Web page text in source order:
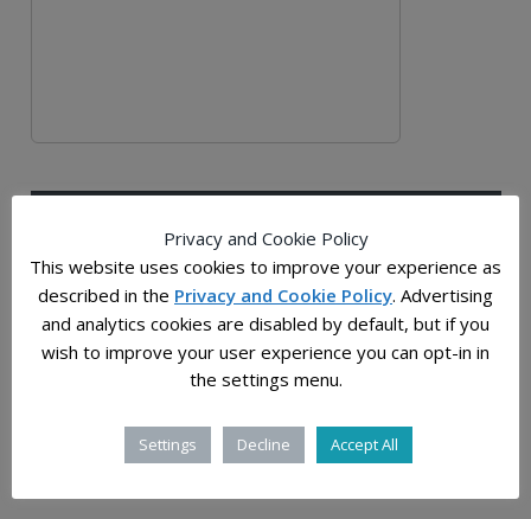
Растојанијата во универзумот: човечката
мерка на бескрајот
Слатки молекули, прастаро „гумасто“ јадро и
ѕвездена прашина од супернови откриени
Privacy and Cookie Policy
This website uses cookies to improve your experience as
described in the Privacy and Cookie Policy. Advertising
and analytics cookies are disabled by default, but if you
wish to improve your user experience you can opt-in in
the settings menu.
Settings Decline Accept All